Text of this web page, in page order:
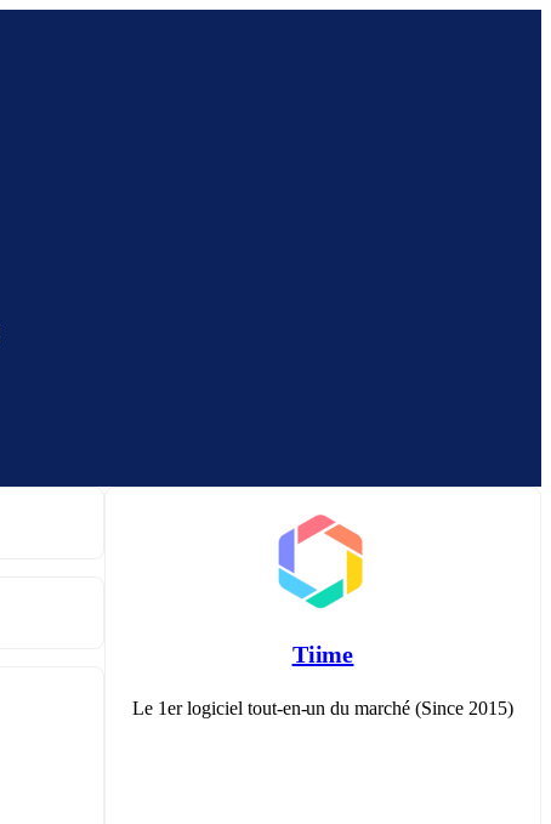
Tiime
Le 1er logiciel tout-en-un du marché (Since 2015)